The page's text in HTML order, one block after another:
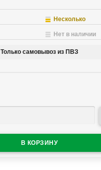
Несколько
Нет в наличии
Только самовывоз из ПВЗ